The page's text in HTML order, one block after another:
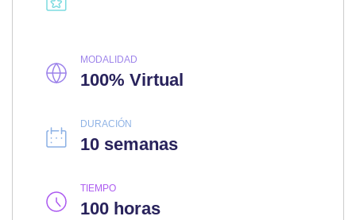
MODALIDAD
100% Virtual
DURACIÓN
10 semanas
TIEMPO
100 horas